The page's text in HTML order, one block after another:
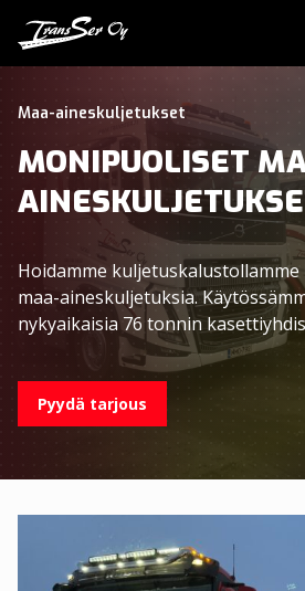
content
Maa-aineskuljetukset
MONIPUOLISET
Hoidamme
maa-aineskuljetuksia.
nykyaikaisia 76 tonnin
Pyydä tarjous